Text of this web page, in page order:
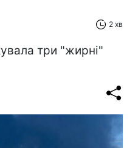
2 хв
три "жирні"